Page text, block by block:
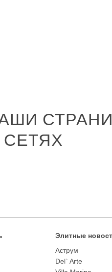
Элитные
Аструм
Del` Arte